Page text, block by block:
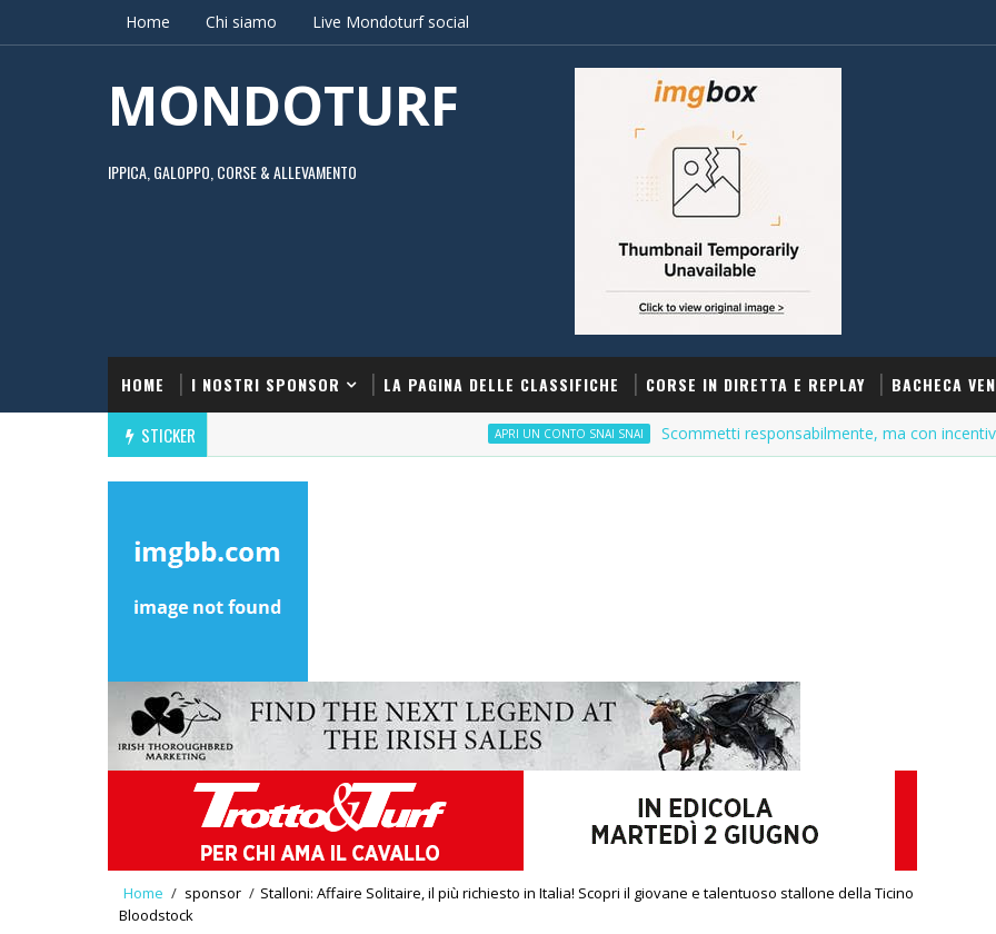
Home Chi siamo Live Mondoturf social
MONDOTURF
IPPICA, GALOPPO, CORSE & ALLEVAMENTO
HOME I NOSTRI SPONSOR LA PAGINA DELLE CLASSIFICHE CORSE IN DIRETTA E REPLAY BACHECA
STICKER APRI UN CONTO SNAI SNAI Scommetti responsabilmente, ma con incentivi
Home / sponsor / Stalloni: Affaire Solitaire, il più richiesto in Italia! Scopri il giovane e talentuoso stallone della Ticino
Bloodstock